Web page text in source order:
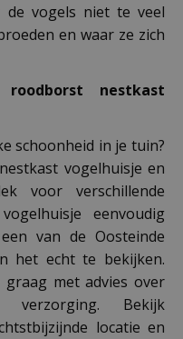
de vogels niet te veel
en waar ze zich
nestkast
schoonheid in je tuin?
vogelhuisje en
voor verschillende
eenvoudig
van de Oosteinde
het echt te bekijken.
graag met advies over
Bekijk
locatie en